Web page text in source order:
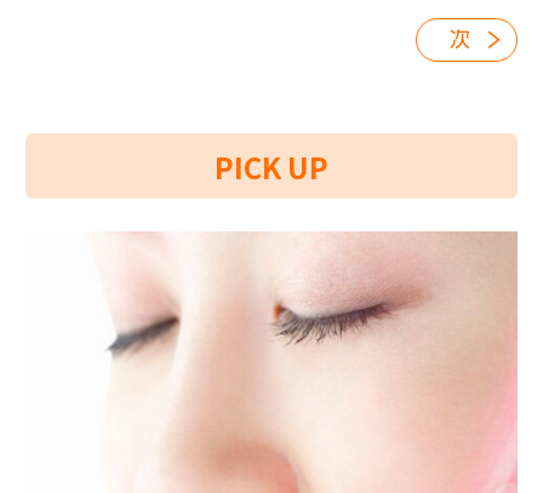
次
PICK UP